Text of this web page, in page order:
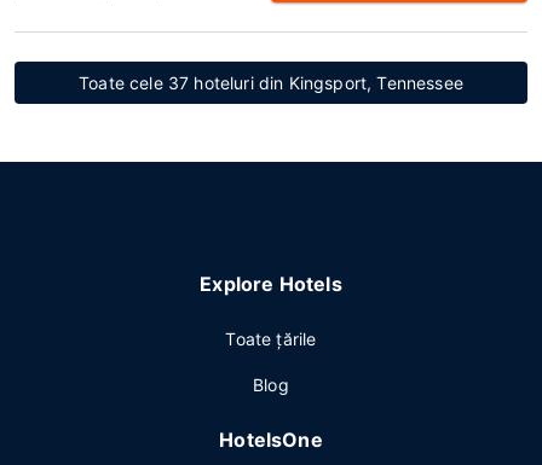
Toate cele 37 hoteluri din Kingsport, Tennessee
Explore Hotels
Toate ţările
Blog
HotelsOne